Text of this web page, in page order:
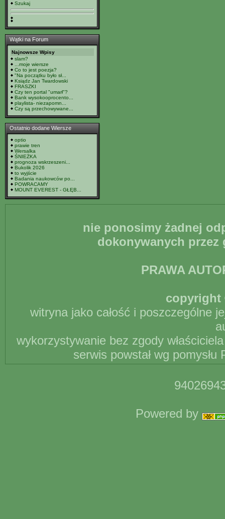
Szukaj
Wątki na Forum
Najnowsze Wpisy
slam?
...moje wiersze
Co to jest poezja?
"Na początku było sł...
Ksiądz Jan Twardowski
FRASZKI
Czy ten portal "umarł"?
Bank wysokooprocento...
playlista- niezapomn...
Czy są przechowywane...
Ostatnio dodane Wiersze
optio
prawie tren
Wersalka
ŚNIEŻKA
prognoza wskrzeszeni...
Bukolik 2026
to wyjście
Badania naukowców po...
POWRACAMY
MOUNT EVEREST - GŁĘB...
nie ponosimy żadnej
dokonywanych
PRAWA
copyright
witryna jako całość i poszczególne
wykorzystywanie bez zgody
serwis powstał wg
Powered by